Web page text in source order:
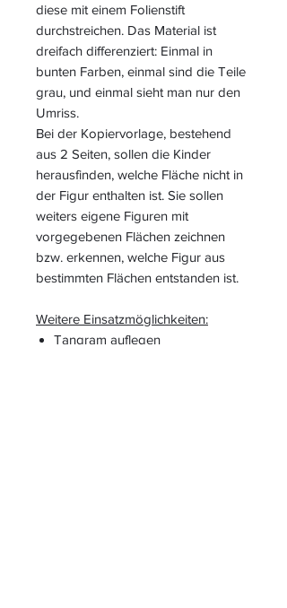
diese mit einem Folienstift
durchstreichen. Das Material ist
dreifach differenziert: Einmal in
bunten Farben, einmal sind die Teile
grau, und einmal sieht man nur den
Umriss.
Bei der Kopiervorlage, bestehend
aus 2 Seiten, sollen die Kinder
herausfinden, welche Fläche nicht in
der Figur enthalten ist. Sie sollen
weiters eigene Figuren mit
vorgegebenen Flächen zeichnen
bzw. erkennen, welche Figur aus
bestimmten Flächen entstanden ist.
Weitere Einsatzmöglichkeiten:
Tangram auflegen